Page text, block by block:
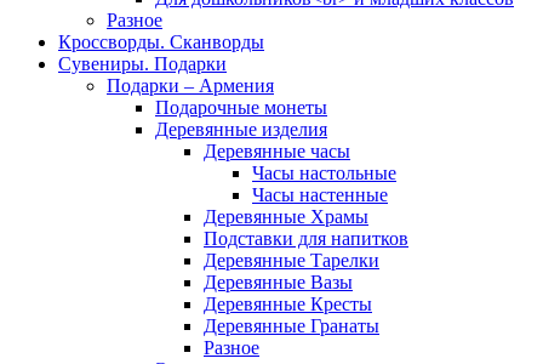
Разное
Кроссворды. Сканворды
Сувениры. Подарки
Подарки – Армения
Подарочные монеты
Деревянные изделия
Деревянные часы
Часы настольные
Часы настенные
Деревянные Храмы
Подставки для напитков
Деревянные Тарелки
Деревянные Вазы
Деревянные Кресты
Деревянные Гранаты
Разное